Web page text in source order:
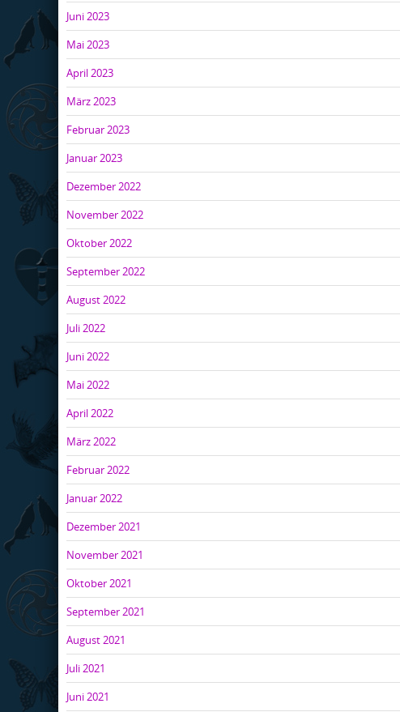
Juni 2023
Mai 2023
April 2023
März 2023
Februar 2023
Januar 2023
Dezember 2022
November 2022
Oktober 2022
September 2022
August 2022
Juli 2022
Juni 2022
Mai 2022
April 2022
März 2022
Februar 2022
Januar 2022
Dezember 2021
November 2021
Oktober 2021
September 2021
August 2021
Juli 2021
Juni 2021